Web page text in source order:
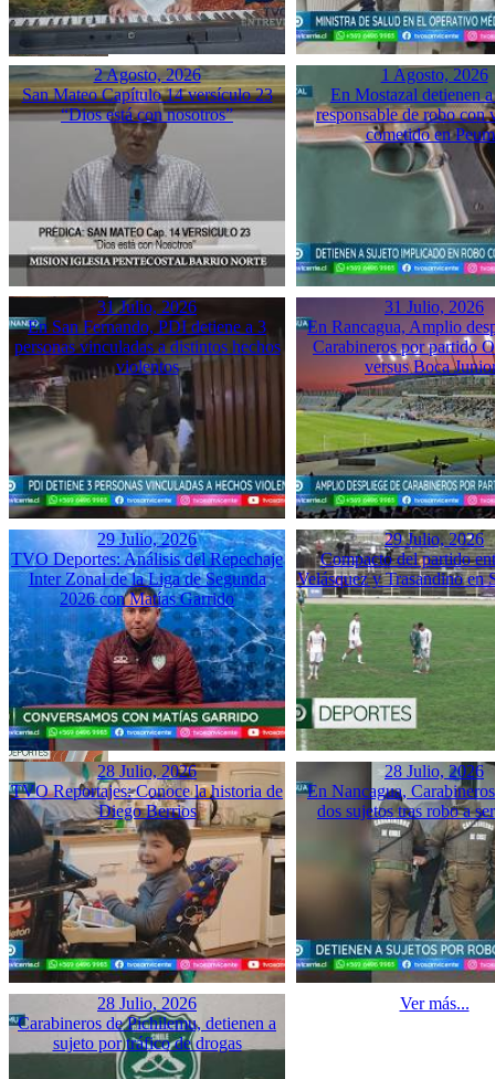
2 Agosto, 2026
San Mateo Capítulo 14 versículo 23
“Dios está con nosotros”
1 Agosto, 2026
En Mostazal detienen
responsable de robo con
cometido en
31 Julio, 2026
En San Fernando, PDI detiene a 3
personas vinculadas a distintos hechos
violentos
31 Julio, 2026
En Rancagua, Amplio
Carabineros por partido
versus Boca
29 Julio, 2026
TVO Deportes: Análisis del Repechaje
Inter Zonal de la Liga de Segunda
2026 con Matías Garrido
29 Julio, 2026
Compacto del partido
Velásquez y Trasandino en
28 Julio, 2026
TVO Reportajes: Conoce la historia de
Diego Berrios
28 Julio, 2026
En Nancagua,
dos sujetos tras robo a
28 Julio, 2026
Carabineros de Pichilemu, detienen a
sujeto por tráfico de drogas
Ver más...